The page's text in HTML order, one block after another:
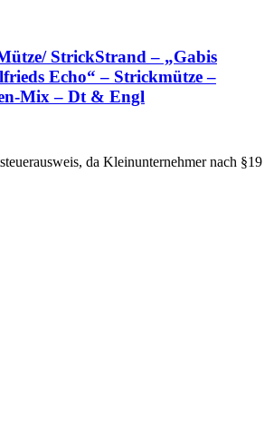
StrickStrand – „Gabis
Echo“ – Strickmütze –
Mix – Dt & Engl
da Kleinunternehmer nach §19